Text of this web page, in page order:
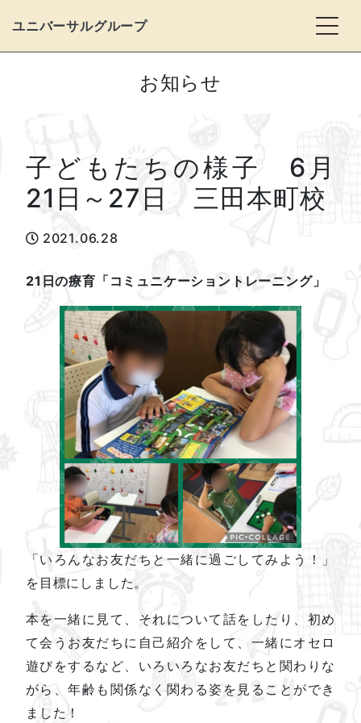
ユニバーサルグループ
お知らせ
子どもたちの様子 6月
21日～27日 三田本町校
2021.06.28
21日の療育「コミュニケーショントレーニング」
「いろんなお友だちと一緒に過ごしてみよう！」
を目標にしました。
本を一緒に見て、それについて話をしたり、初め
て会うお友だちに自己紹介をして、一緒にオセロ
遊びをするなど、いろいろなお友だちと関わりな
がら、年齢も関係なく関わる姿を見ることができ
ました！